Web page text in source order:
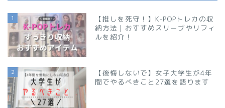
1
【推しを死守！】K-POPトレカの収
納方法｜おすすめスリーブやリフィ
ルを紹介！
2
【後悔しないで】女子大学生が4年
間でやるべきこと27選を語ります